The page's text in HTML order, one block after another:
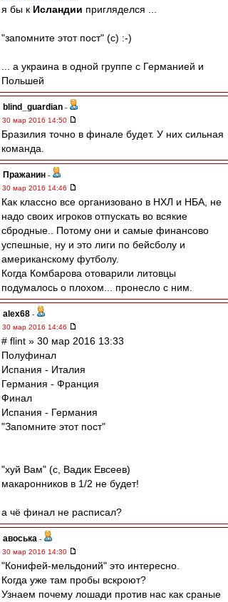
я бы к Исландии пригляделся ...
"запомните этот пост" (c) :-)
... а украина в одной группе с Германией и
Польшей
blind_guardian -
30 мар 2016 14:50
Бразилия точно в финале будет. У них сильная
команда.
Пражанин -
30 мар 2016 14:46
Как классно все организовано в НХЛ и НБА, не
надо своих игроков отпускать во всякие
сбродные.. Потому они и самые финансово
успешные, ну и это лиги по бейсболу и
американскому футболу.
Когда Комбарова отоварили литовцы
подумалось о плохом... пронесло с ним.
alex68 -
30 мар 2016 14:46
# flint » 30 мар 2016 13:33
Полуфинал
Испания - Италия
Германия - Франция
Финал
Испания - Германия
"Запомните этот пост"
"хуй Вам" (с, Вадик Евсеев)
макаронников в 1/2 не будет!
а чё финал не расписал?
авоська -
30 мар 2016 14:30
"Конифей-мельдоний" это интересно.
Когда уже там пробы вскроют?
Узнаем почему лошади против нас как сраные